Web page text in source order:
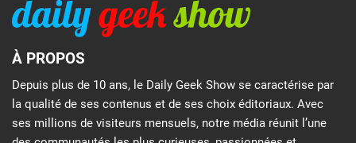
À PROPOS
Depuis plus de 10 ans, le Daily Geek Show se caractérise par
la qualité de ses contenus et de ses choix éditoriaux. Avec
ses millions de visiteurs mensuels, notre média réunit l’une